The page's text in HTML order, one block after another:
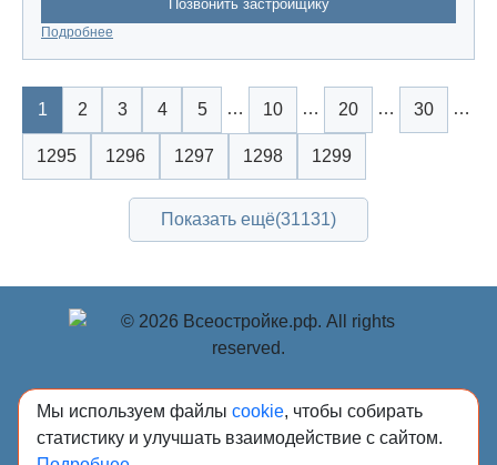
Позвонить застройщику
Подробнее
1 2 3 4 5 … 10 … 20 … 30 …
1295 1296 1297 1298 1299
Показать ещё(31131)
© Учредитель: Индивидуальный предприниматель
Опрышко Светлана Александровна, 2018-2026.
Сообщения и материалы сетевого издания «Всё о
Мы используем файлы cookie, чтобы собирать
статистику и улучшать взаимодействие с сайтом.